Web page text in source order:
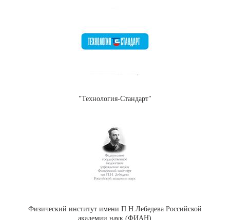
"Технология-Стандарт"
Физический институт имени П.Н.Лебедева Российской
академии наук (ФИАН)